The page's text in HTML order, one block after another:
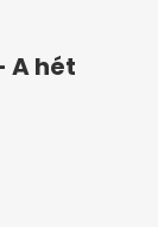
A hét